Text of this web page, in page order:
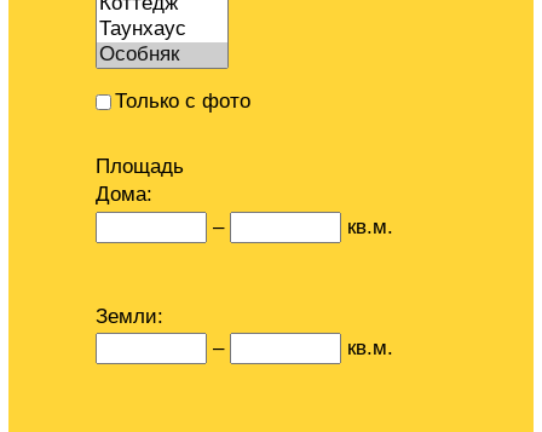
Только с фото
Площадь
Дома:
–
кв.м.
Земли:
–
кв.м.